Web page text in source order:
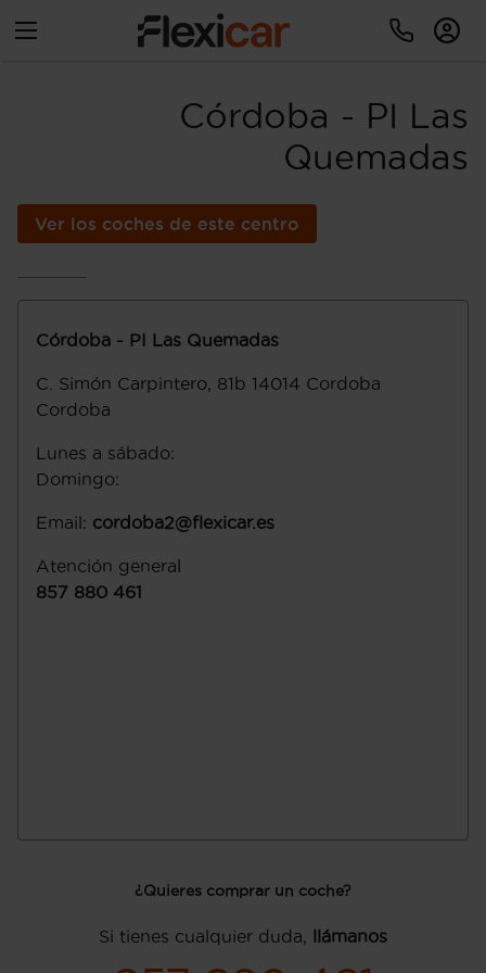
Córdoba - PI Las
Quemadas
Ver los coches de este centro
Córdoba - PI Las Quemadas
C. Simón Carpintero, 81b 14014 Cordoba
Cordoba
Lunes a sábado:
Domingo:
Email: cordoba2@flexicar.es
Atención general
857 880 461
¿Quieres comprar un coche?
Si tienes cualquier duda, llámanos